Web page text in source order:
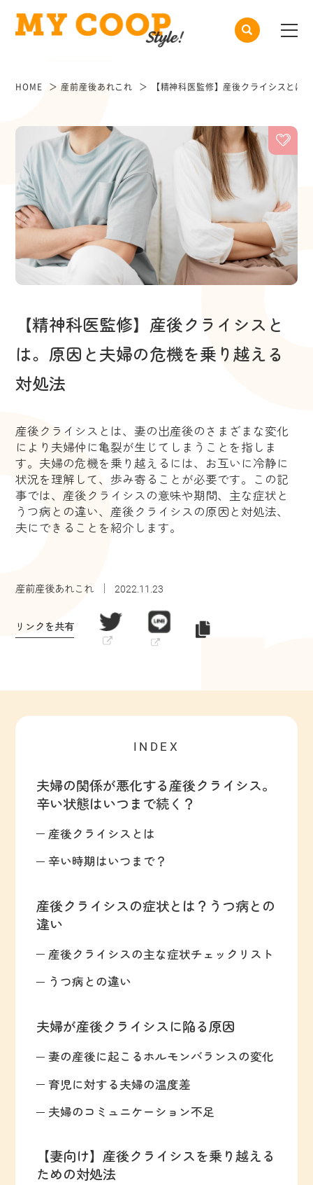
HOME 産前産後あれこれ 【精神科医監修】産後クライシスとは
【精神科医監修】産後クライシスと
は。原因と夫婦の危機を乗り越える
対処法
産後クライシスとは、妻の出産後のさまざまな変化
により夫婦仲に亀裂が生じてしまうことを指しま
す。夫婦の危機を乗り越えるには、お互いに冷静に
状況を理解して、歩み寄ることが必要です。この記
事では、産後クライシスの意味や期間、主な症状と
うつ病との違い、産後クライシスの原因と対処法、
夫にできることを紹介します。
産前産後あれこれ 2022.11.23
リンクを共有
INDEX
夫婦の関係が悪化する産後クライシス。
辛い状態はいつまで続く？
産後クライシスとは
辛い時期はいつまで？
産後クライシスの症状とは？うつ病との
違い
産後クライシスの主な症状チェックリスト
うつ病との違い
夫婦が産後クライシスに陥る原因
妻の産後に起こるホルモンバランスの変化
育児に対する夫婦の温度差
夫婦のコミュニケーション不足
【妻向け】産後クライシスを乗り越える
ための対処法